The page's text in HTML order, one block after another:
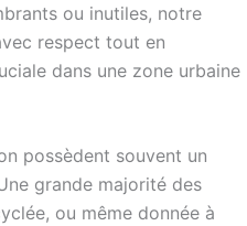
ou inutiles, notre
respect tout en
dans une zone urbaine
possèdent souvent un
grande majorité des
ou même donnée à